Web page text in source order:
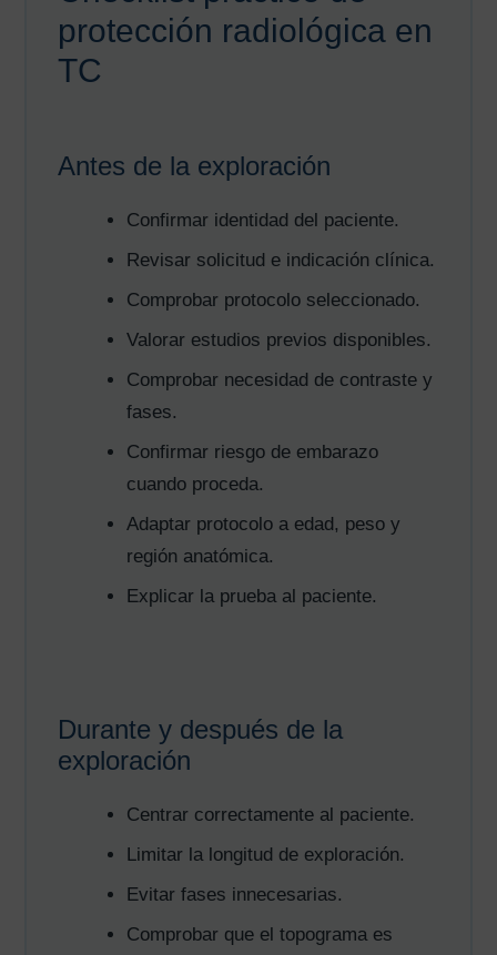
protección radiológica en
TC
Antes de la exploración
Confirmar identidad del paciente.
Revisar solicitud e indicación clínica.
Comprobar protocolo seleccionado.
Valorar estudios previos disponibles.
Comprobar necesidad de contraste y
fases.
Confirmar riesgo de embarazo
cuando proceda.
Adaptar protocolo a edad, peso y
región anatómica.
Explicar la prueba al paciente.
Durante y después de la
exploración
Centrar correctamente al paciente.
Limitar la longitud de exploración.
Evitar fases innecesarias.
Comprobar que el topograma es